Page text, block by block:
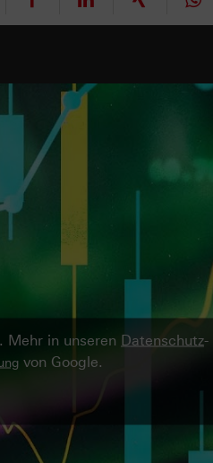
Mehr in unseren Datenschutz-
von Google.